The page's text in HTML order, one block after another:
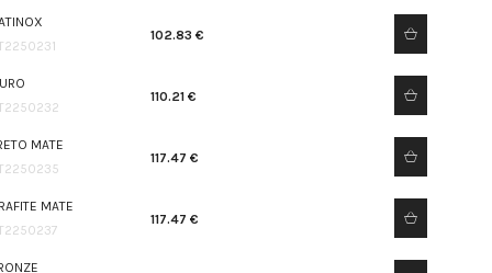
102.83 €
110.21 €
MATE
117.47 €
MATE
117.47 €